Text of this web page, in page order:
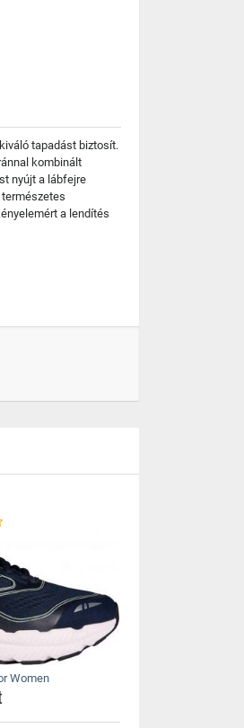
tapadást biztosít.
kombinált
nyújt a lábfejre
a lendítés
Women